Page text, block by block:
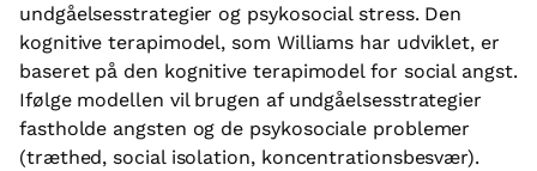
undgåelsesstrategier og psykosocial stress. Den
kognitive terapimodel, som Williams har udviklet, er
baseret på den kognitive terapimodel for social angst.
Ifølge modellen vil brugen af undgåelsesstrategier
fastholde angsten og de psykosociale problemer
(træthed, social isolation, koncentrationsbesvær).